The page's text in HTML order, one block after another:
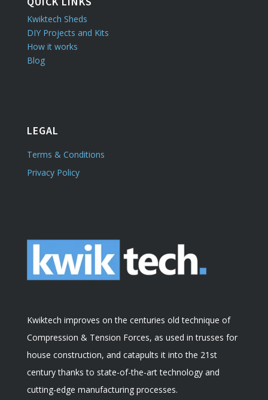
Kwiktech Sheds
DIY Projects and Kits
How it works
Blog
LEGAL
Terms & Conditions
Privacy Policy
Kwiktech improves on the centuries old technique of
Compression & Tension Forces, as used in trusses for
house construction, and catapults it into the 21st
century thanks to state-of-the-art technology and
cutting-edge manufacturing processes.